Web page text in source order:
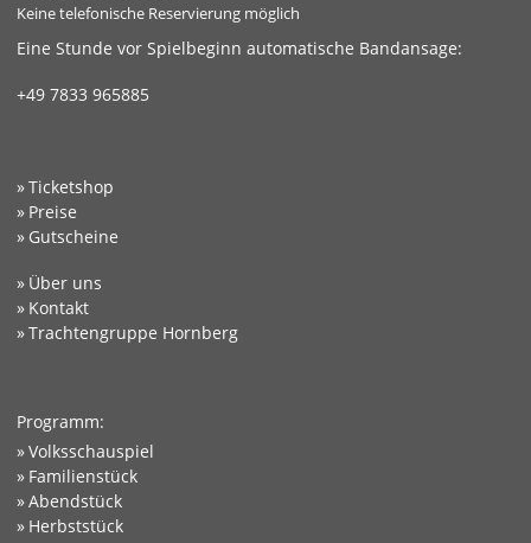
Keine telefonische Reservierung möglich
Eine Stunde vor Spielbeginn automatische Bandansage:
+49 7833 965885
Ticketshop
Preise
Gutscheine
Über uns
Kontakt
Trachtengruppe Hornberg
Programm:
Volksschauspiel
Familienstück
Abendstück
Herbststück